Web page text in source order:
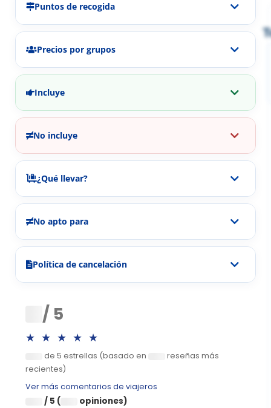
Puntos de recogida
Precios por grupos
Incluye
No incluye
¿Qué llevar?
No apto para
Política de cancelación
/ 5
★★★★★
de 5 estrellas (basado en
reseñas más
recientes)
Ver más comentarios de viajeros
/ 5 ( opiniones)